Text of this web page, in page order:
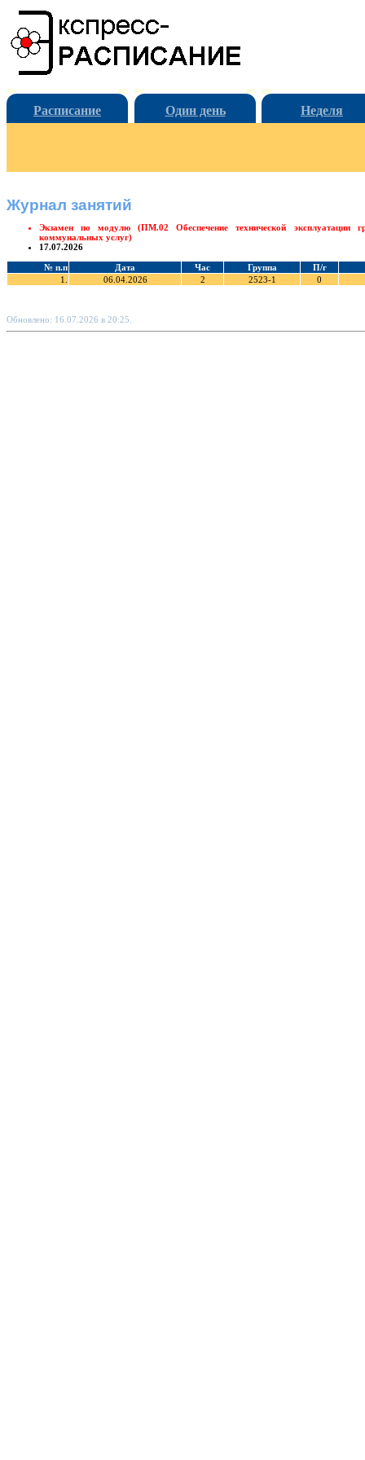
Расписание Один день Неделя
Журнал занятий
Экзамен по модулю (ПМ.02 Обеспечение технической эксплуатации
коммунальных услуг)
17.07.2026
№ п.п Дата Час Группа
П/г
1.
06.04.2026 2 2523-1 0
Обновлено: 16.07.2026 в 20:25.